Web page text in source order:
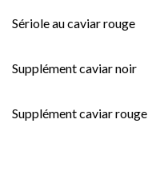
Sériole au caviar rouge
Supplément caviar noir
Supplément caviar rouge